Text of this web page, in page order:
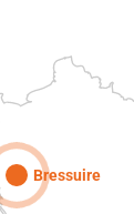
Bressuire